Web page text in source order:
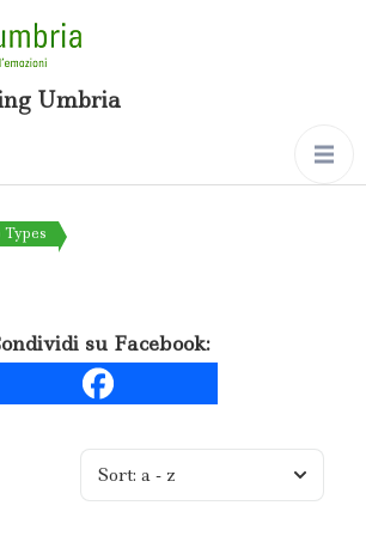
Umbria
su Facebook:
Sort: a - z